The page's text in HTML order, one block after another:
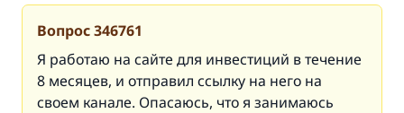
Вопрос346761
Я работаю на сайте для инвестиций в течение
8 месяцев, и отправил ссылку на него на
своем канале. Опасаюсь, что я занимаюсь